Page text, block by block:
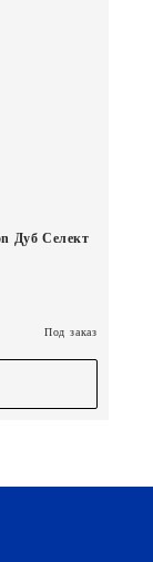
Дуб Селект
Под заказ